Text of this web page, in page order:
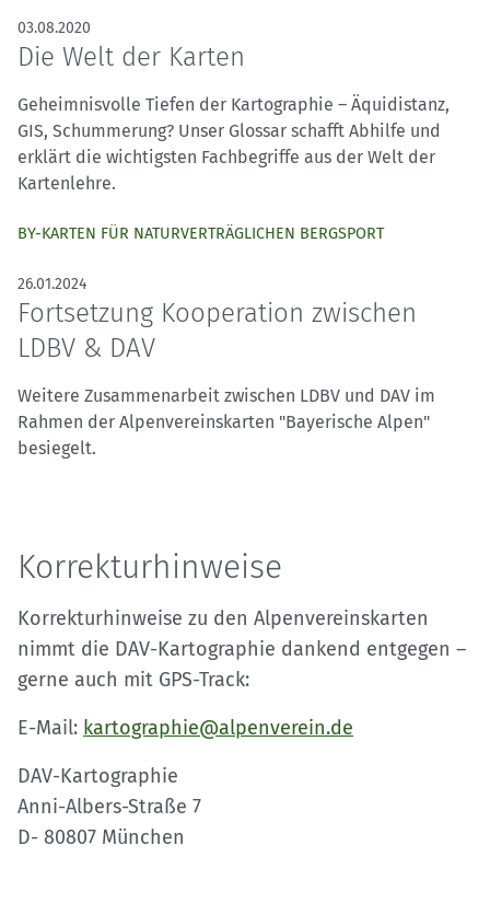
03.08.2020
Die Welt der Karten
Geheimnisvolle Tiefen der Kartographie – Äquidistanz,
GIS, Schummerung? Unser Glossar schafft Abhilfe und
erklärt die wichtigsten Fachbegriffe aus der Welt der
Kartenlehre.
BY-KARTEN FÜR NATURVERTRÄGLICHEN BERGSPORT
26.01.2024
Fortsetzung Kooperation zwischen
LDBV & DAV
Weitere Zusammenarbeit zwischen LDBV und DAV im
Rahmen der Alpenvereinskarten "Bayerische Alpen"
besiegelt.
Korrekturhinweise
Korrekturhinweise zu den Alpenvereinskarten
nimmt die DAV-Kartographie dankend entgegen –
gerne auch mit GPS-Track:
E-Mail: kartographie@alpenverein.de
DAV-Kartographie
Anni-Albers-Straße 7
D- 80807 München